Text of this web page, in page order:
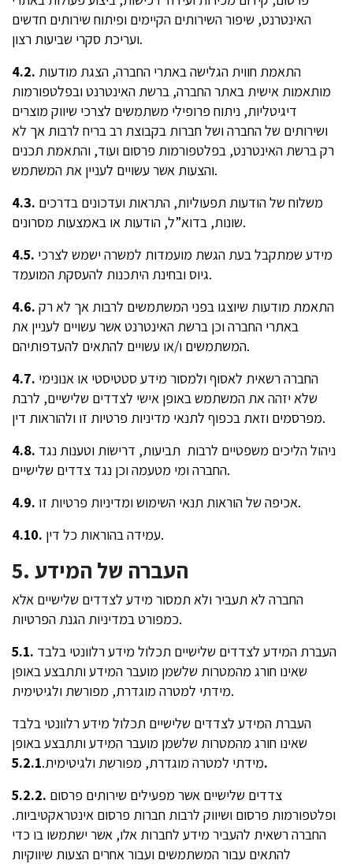
האינטרנט, שיפור השירותים הקיימים ופיתוח שירותים חדשים
ועריכת סקרי שביעות רצון.
4.2.
מותאמות אישית באתר החברה, ברשת האינטרנט ובפלטפורמות
דיגיטליות, ניתוח פרופילי משתמשים לצרכי שיווק מוצרים
ושירותים של החברה ושל חברות בקבוצת רב בריח לרבות אך לא
רק ברשת האינטרנט, בפלטפורמות פרסום ועוד, והתאמת תכנים
והצעות אשר עשויים לעניין את המשתמש.
4.3.
שונות, בדוא”ל, הודעות או באמצעות מסרונים.
4.5.
גיוס ובחינת היתכנות להעסקת המועמד.
4.6.
באתרי החברה וכן ברשת האינטרנט אשר עשויים לעניין את
המשתמשים ו/או עשויים להתאים להעדפותיהם.
4.7.
שלא יזהה את המשתמש באופן אישי לצדדים שלישיים, לרבת
מפרסמים וזאת בכפוף לתנאי מדיניות פרטיות זו ולהוראות דין.
4.8.
החברה ומי מטעמה וכן נגד צדדים שלישיים.
4.9.
אכיפה של הוראות תנאי השימוש ומדיניות פרטיות זו.
4.10.
עמידה בהוראות כל דין.
5. העברה של המידע
החברה לא תעביר ולא תמסור מידע לצדדים שלישיים אלא
כמפורט במדיניות הגנת הפרטיות.
5.1.
שאינו חורג מהמטרות שלשמן מועבר המידע ותתבצע באופן
מידתי למטרה מוגדרת, מפורשת ולגיטימית.
העברת המידע לצדדים שלישיים תכלול מידע רלוונטי בלבד
שאינו חורג מהמטרות שלשמן מועבר המידע ותתבצע באופן
מידתי למטרה מוגדרת, מפורשת ולגיטימית.5.2.1.
5.2.2.
ופלטפורמות פרסום ושיווק לרבות חברות פרסום אינטראקטיביות.
החברה רשאית להעביר מידע לחברות אלו, אשר ישתמשו בו כדי
להתאים עבור המשתמשים ועבור אחרים הצעות שיווקיות